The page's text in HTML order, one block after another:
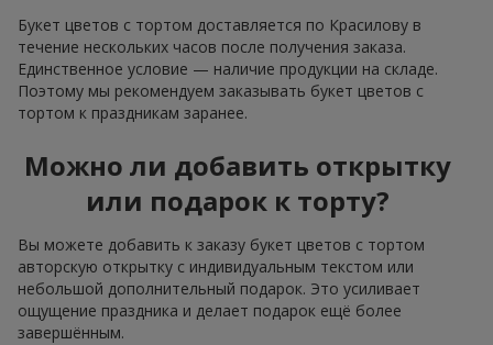
Букет цветов с тортом доставляется по Красилову в
течение нескольких часов после получения заказа.
Единственное условие — наличие продукции на складе.
Поэтому мы рекомендуем заказывать букет цветов с
тортом к праздникам заранее.
Можно ли добавить открытку
или подарок к торту?
Вы можете добавить к заказу букет цветов с тортом
авторскую открытку с индивидуальным текстом или
небольшой дополнительный подарок. Это усиливает
ощущение праздника и делает подарок ещё более
завершённым.